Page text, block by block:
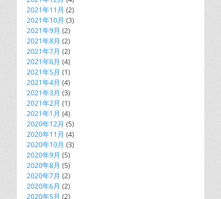
2021年11月 (2)
2021年10月 (3)
2021年9月 (2)
2021年8月 (2)
2021年7月 (2)
2021年6月 (4)
2021年5月 (1)
2021年4月 (4)
2021年3月 (3)
2021年2月 (1)
2021年1月 (4)
2020年12月 (5)
2020年11月 (4)
2020年10月 (3)
2020年9月 (5)
2020年8月 (5)
2020年7月 (2)
2020年6月 (2)
2020年5月 (2)